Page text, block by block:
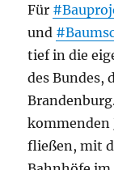
Für
und
tief in die
des Bundes,
kommenden
fließen, mit